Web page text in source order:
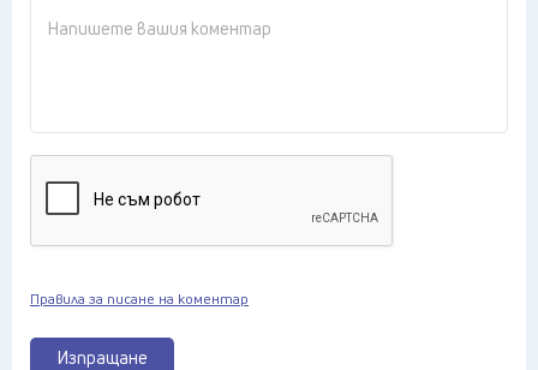
Изпращане
Правила за писане на коментар